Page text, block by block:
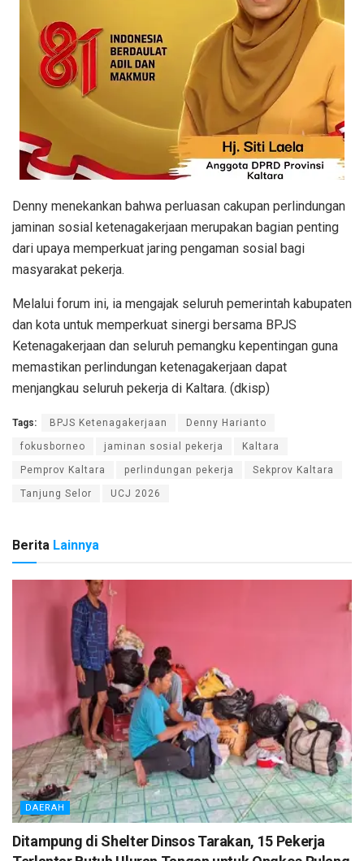
Denny menekankan bahwa perluasan cakupan perlindungan
jaminan sosial ketenagakerjaan merupakan bagian penting
dari upaya memperkuat jaring pengaman sosial bagi
masyarakat pekerja.
Melalui forum ini, ia mengajak seluruh pemerintah kabupaten
dan kota untuk memperkuat sinergi bersama BPJS
Ketenagakerjaan dan seluruh pemangku kepentingan guna
memastikan perlindungan ketenagakerjaan dapat
menjangkau seluruh pekerja di Kaltara. (dkisp)
Tags: BPJS Ketenagakerjaan Denny Harianto
fokusborneo jaminan sosial pekerja Kaltara
Pemprov Kaltara perlindungan pekerja Sekprov Kaltara
Tanjung Selor UCJ 2026
Berita Lainnya
DAERAH
Ditampung di Shelter Dinsos Tarakan, 15 Pekerja